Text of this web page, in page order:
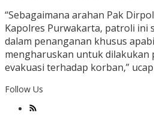
“Sebagaimana arahan Pak
Kapolres Purwakarta, patroli ini
dalam penanganan khusus
mengharuskan untuk dilakukan
evakuasi terhadap korban,”
Follow Us